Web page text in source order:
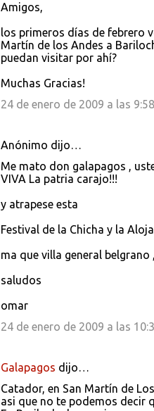
Amigos,
los primeros días de febrero
Martín de los Andes a
puedan visitar por ahí?
Muchas Gracias!
24 de enero de 2009 a las
Anónimo dijo…
Me mato don galapagos ,
VIVA La patria carajo!!!
y atrapese esta
Festival de la Chicha y la
ma que villa general
saludos
omar
24 de enero de 2009 a las
Galapagos dijo…
Catador, en San Martín de
asi que no te podemos decir